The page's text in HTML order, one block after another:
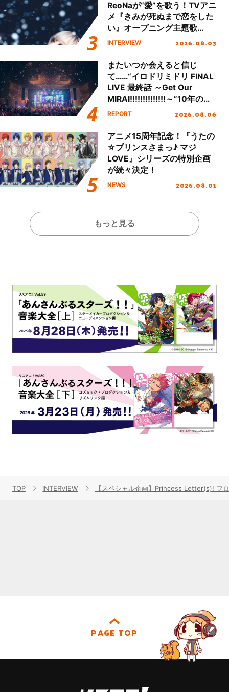
ReoNaが“愛”を歌う！TVアニ
メ『きみが死ぬまで恋をした
い』オープニング主題歌
「Amore」インタビュー
INTERVIEW 2026.08.03
またいつか会えると信じ
て……“イロドリミドリ FINAL
LIVE 最終話 ～Get Our
MIRAI!!!!!!!!!!!!!!～”10年の活
動を経てファイナルを迎える
REPORT 2026.08.06
アニメ15周年記念！『うたの
☆プリンスさまっ♪ マジ
LOVE』シリーズの特別企画
が続々決定！
NEWS 2026.08.01
もっと見る
TOP INTERVIEW 【スペシャル企画】Princess Letter(s)! フ
PAGE TOP